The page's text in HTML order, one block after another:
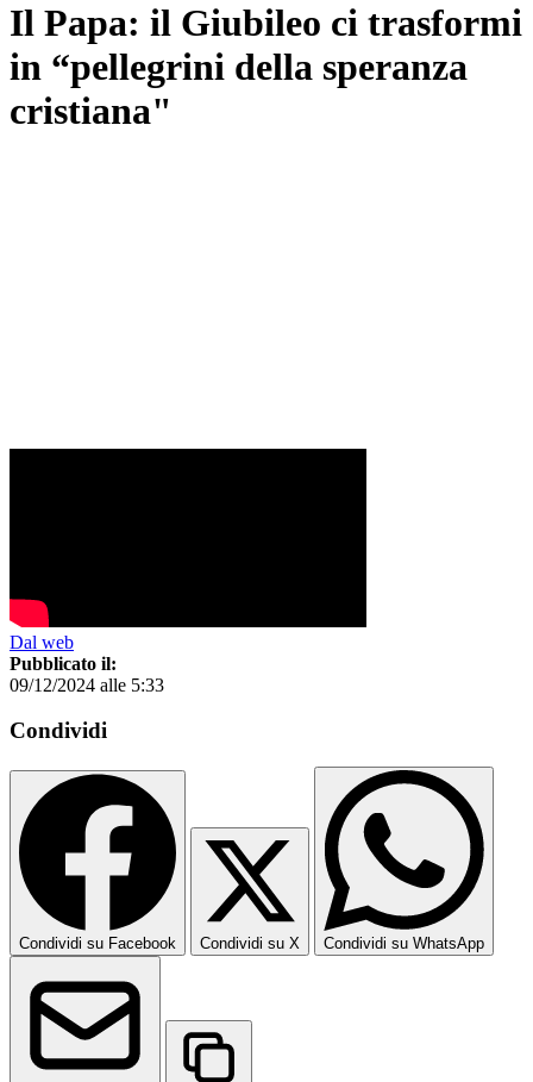
Il Papa: il Giubileo ci trasformi
in “pellegrini della speranza
cristiana"
Dal web
Pubblicato il:
09/12/2024 alle 5:33
Condividi
Condividi su Facebook Condividi su X Condividi su WhatsApp